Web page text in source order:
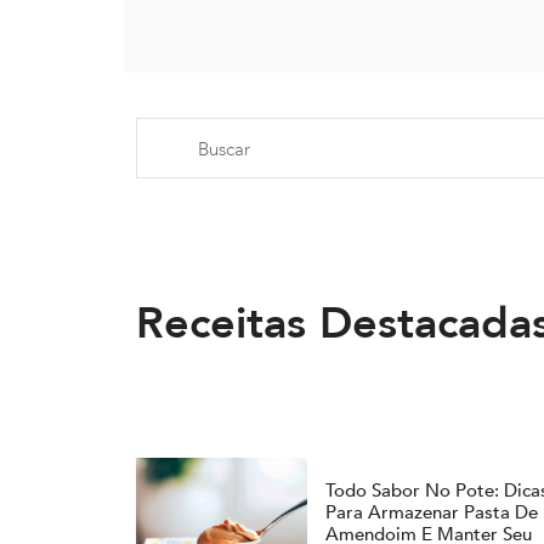
Receitas
Todo Sabor No Pote:
Para Armazenar Pasta De
Amendoim E Manter Seu